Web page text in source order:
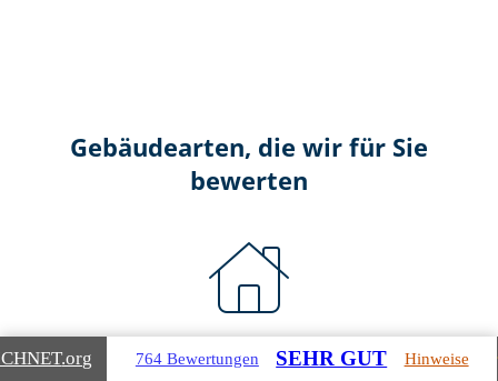
Gebäudearten, die wir für Sie
bewerten
Wohnimmobilien
.org 764 Bewertungen SEHR GUT Hinweise